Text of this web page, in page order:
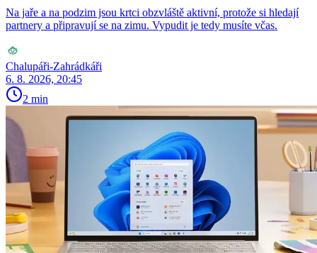
Na jaře a na podzim jsou krtci obzvláště aktivní, protože si hledají
partnery a připravují se na zimu. Vypudit je tedy musíte včas.
Chalupáři-Zahrádkáři
6. 8. 2026, 20:45
2 min